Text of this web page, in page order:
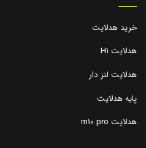
_____
خرید هدلایت
هدلایت H1
هدلایت لنز دار
پایه هدلایت
هدلایت m10 pro